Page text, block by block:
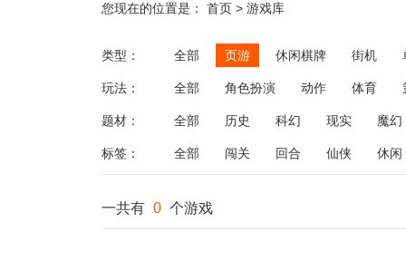
您现在的位置是： 首页 > 游戏库
类型： 全部 页游 休闲棋牌 街机
玩法： 全部 角色扮演 动作 体育
飞行
恋爱 第三人称射击 棋类
题材： 全部 历史 科幻 现实 魔幻
标签： 全部 闯关 回合 仙侠 休闲
一共有 0 个游戏